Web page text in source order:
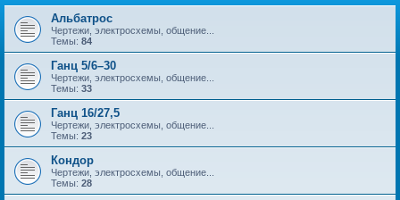
Альбатрос
Чертежи, электросхемы, общение...
Темы: 84
Ганц 5/6–30
Чертежи, электросхемы, общение...
Темы: 33
Ганц 16/27,5
Чертежи, электросхемы, общение...
Темы: 23
Кондор
Чертежи, электросхемы, общение...
Темы: 28